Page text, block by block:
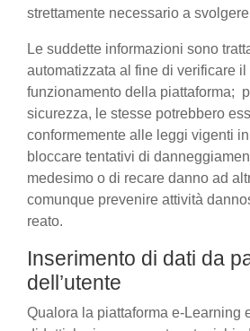
strettamente necessario a
Le suddette informazioni sono
automatizzata al fine di verificare il
funzionamento della piattaforma;
sicurezza, le stesse potrebbero
conformemente alle leggi vigenti
bloccare tentativi di
medesimo o di recare danno ad
comunque prevenire attività
reato.
Inserimento di dati da
dell’utente
Qualora la piattaforma e-Learning